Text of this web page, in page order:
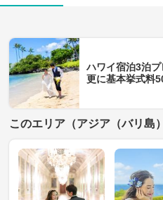
ハワイ宿泊3泊プ
更に基本挙式料
このエリア（アジア（バリ島